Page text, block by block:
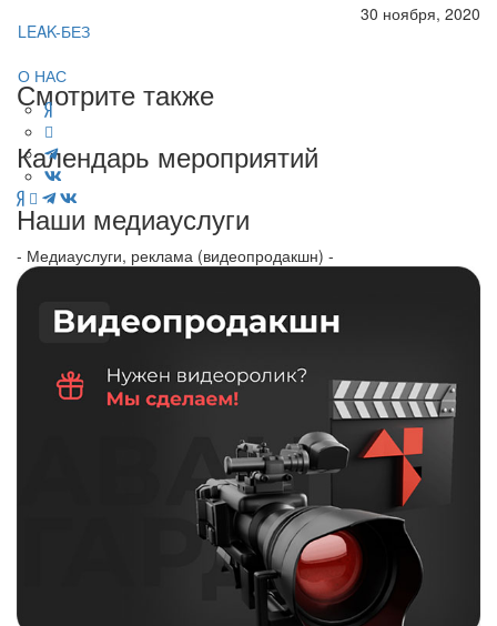
LEAK-БЕЗ
О НАС
30 ноября, 2020
Смотрите также
Календарь мероприятий
Наши медиауслуги
- Медиауслуги, реклама (видеопродакшн) -